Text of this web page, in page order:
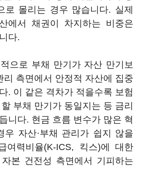
로 몰리는 경우 많습니다. 실제
에서 채권이 차지하는 비중은
다.
으로 부채 만기가 자산 만기보
리 측면에서 안정적 자산에 집중
. 이 같은 격차가 적을수록 보험
부채 만기가 동일지는 등 금리
니다. 현금 흐름 변수가 많은 혁
우 자산·부채 관리가 쉽지 않을
여력비율(K-ICS, 킥스)에 대한
본 건전성 측면에서 기피하는